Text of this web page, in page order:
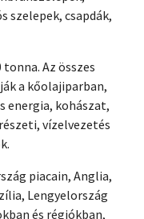
szelepek, csapdák,
Az összes
a kőolajiparban,
energia, kohászat,
vízelvezetés
piacain, Anglia,
Lengyelország
és régiókban,